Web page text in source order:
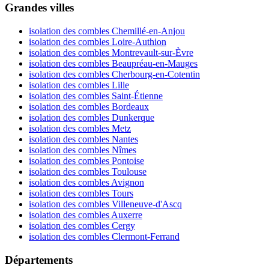
Grandes villes
isolation des combles Chemillé-en-Anjou
isolation des combles Loire-Authion
isolation des combles Montrevault-sur-Èvre
isolation des combles Beaupréau-en-Mauges
isolation des combles Cherbourg-en-Cotentin
isolation des combles Lille
isolation des combles Saint-Étienne
isolation des combles Bordeaux
isolation des combles Dunkerque
isolation des combles Metz
isolation des combles Nantes
isolation des combles Nîmes
isolation des combles Pontoise
isolation des combles Toulouse
isolation des combles Avignon
isolation des combles Tours
isolation des combles Villeneuve-d'Ascq
isolation des combles Auxerre
isolation des combles Cergy
isolation des combles Clermont-Ferrand
Départements